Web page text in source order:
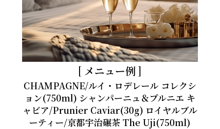
メニュー例
CHAMPAGNE/ルイ・ロデレール コレクシ
ョン(750ml) シャンパーニュ＆プルニエ キ
ャビア/Prunier Caviar(30g) ロイヤルブル
ーティー/京都宇治碾茶 The Uji(750ml)